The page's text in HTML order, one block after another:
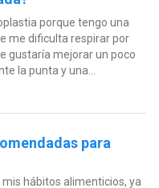
porque tengo una
me dificulta respirar por
gustaría mejorar un poco
la punta y una...
para
hábitos alimenticios, ya